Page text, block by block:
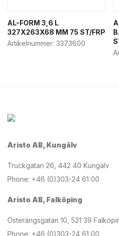
AL-FORM 3,6 L
327X263X68 MM 75 ST/FRP
Artikelnummer: 3373600
Aristo AB, Kungälv
Truckgatan 26, 442 40 Kungälv
Phone: +46 (0)303-24 61 00
Aristo AB, Falköping
Österängsgatan 10, 521 39
Phone: +46 (0)303-24 61 00